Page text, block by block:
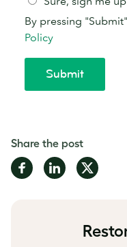
Share the post
Share
on
Share
on
Share
on